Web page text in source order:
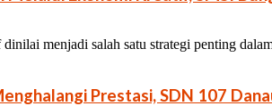
menjadi salah satu strategi penting
Prestasi, SDN 107